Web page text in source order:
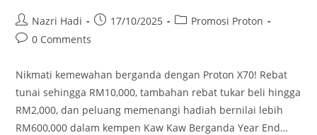
Nazri Hadi 17/10/2025
Promosi Proton
0 Comments
Nikmati kemewahan berganda dengan Proton X70! Rebat
tunai sehingga RM10,000, tambahan rebat tukar beli hingga
RM2,000, dan peluang memenangi hadiah bernilai lebih
RM600,000 dalam kempen Kaw Kaw Berganda Year End…